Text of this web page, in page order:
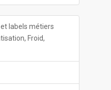
labels métiers
Froid,